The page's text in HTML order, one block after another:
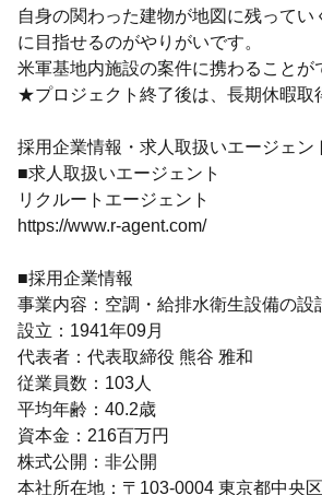
自身の関わった建物が地図に残ってい
に目指せるのがやりがいです。
米軍基地内施設の案件に携わることが
★プロジェクト終了後は、長期休暇取
採用企業情報・求人取扱いエージェン
■求人取扱いエージェント
リクルートエージェント
https://www.r-agent.com/
■採用企業情報
事業内容：空調・給排水衛生設備の設
設立：1941年09月
代表者：代表取締役 熊谷 雅和
従業員数：103人
平均年齢：40.2歳
資本金：216百万円
株式公開：非公開
本社所在地：〒103-0004 東京都中央